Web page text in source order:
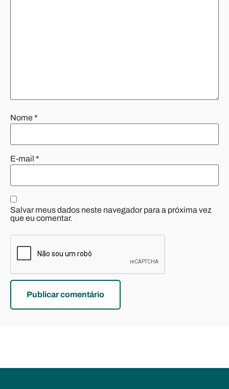
Nome*
E-mail *
Salvar meus dados neste navegador para a próxima vez
que eu comentar.